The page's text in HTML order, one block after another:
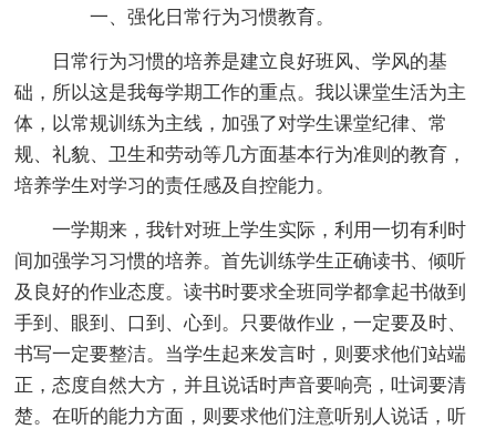
一、强化日常行为习惯教育。
日常行为习惯的培养是建立良好班风、学风的基
础，所以这是我每学期工作的重点。我以课堂生活为主
体，以常规训练为主线，加强了对学生课堂纪律、常
规、礼貌、卫生和劳动等几方面基本行为准则的教育，
培养学生对学习的责任感及自控能力。
一学期来，我针对班上学生实际，利用一切有利时
间加强学习习惯的培养。首先训练学生正确读书、倾听
及良好的作业态度。读书时要求全班同学都拿起书做到
手到、眼到、口到、心到。只要做作业，一定要及时、
书写一定要整洁。当学生起来发言时，则要求他们站端
正，态度自然大方，并且说话时声音要响亮，吐词要清
楚。在听的能力方面，则要求他们注意听别人说话，听